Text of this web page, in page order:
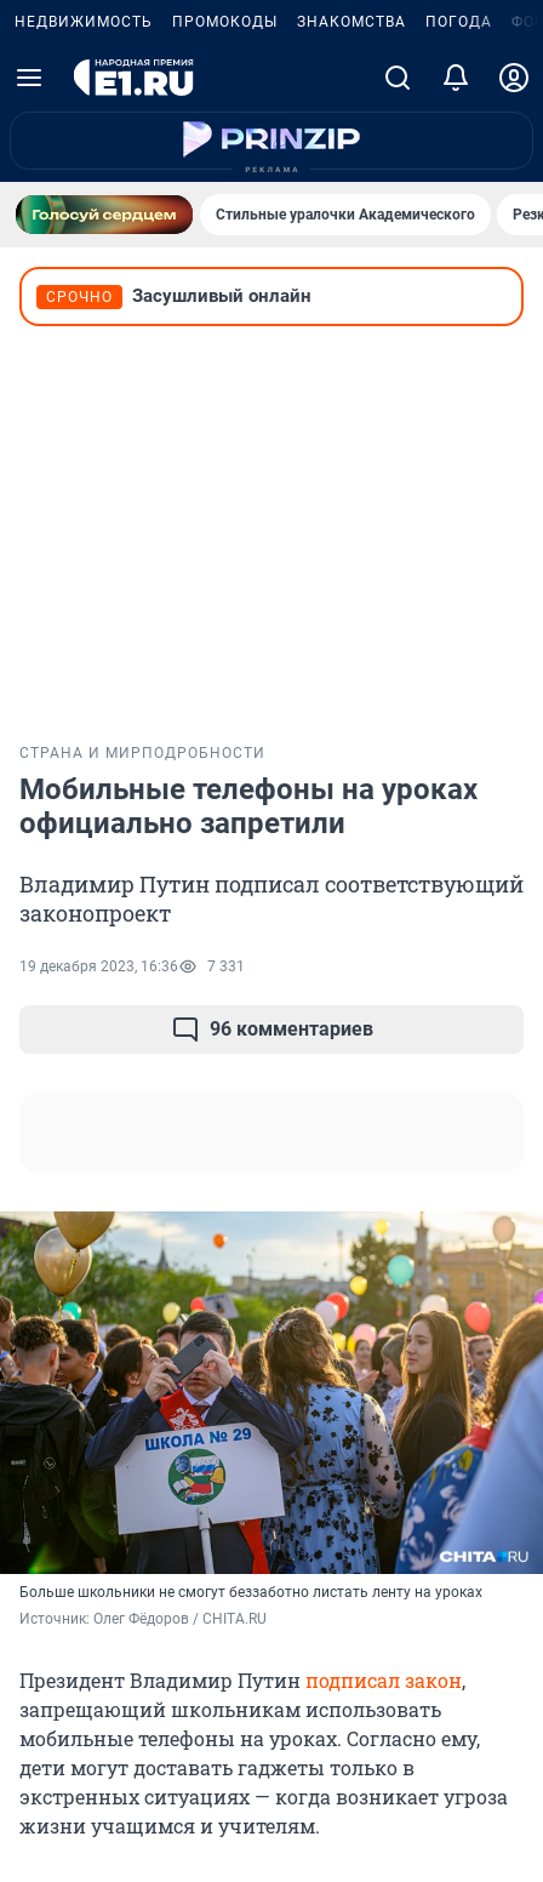
НЕДВИЖИМОСТЬ ПРОМОКОДЫ ЗНАКОМСТВА ПОГОДА
Стильные уралочки Академического
СРОЧНО Засушливый онлайн
СТРАНА И МИР ПОДРОБНОСТИ
Мобильные телефоны на уроках
официально запретили
Владимир Путин подписал соответствующий
законопроект
19 декабря 2023, 16:36 7 331
96 комментариев
Больше школьники не смогут беззаботно листать ленту на уроках
Источник: Олег Фёдоров / CHITA.RU
Президент Владимир Путинподписал закон,
запрещающий школьникам использовать
мобильные телефоны на уроках. Согласно ему,
дети могут доставать гаджеты только в
экстренных ситуациях — когда возникает угроза
жизни учащимся и учителям.